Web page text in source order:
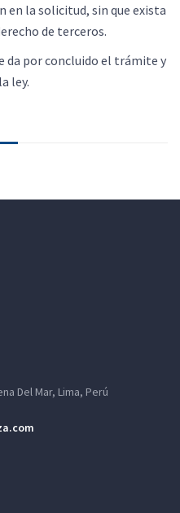
en la solicitud, sin que exista
de terceros.
da por concluido el trámite y
ley.
Del Mar, Lima, Perú